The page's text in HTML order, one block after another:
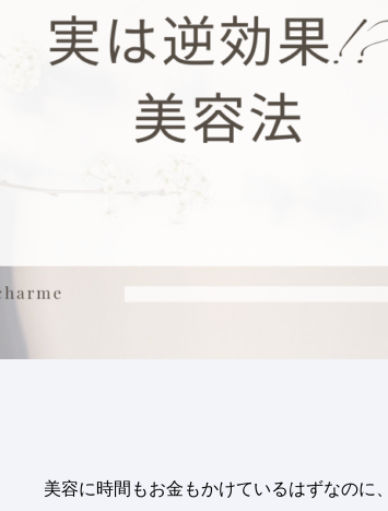
美容に時間もお金もかけているはずなのに、